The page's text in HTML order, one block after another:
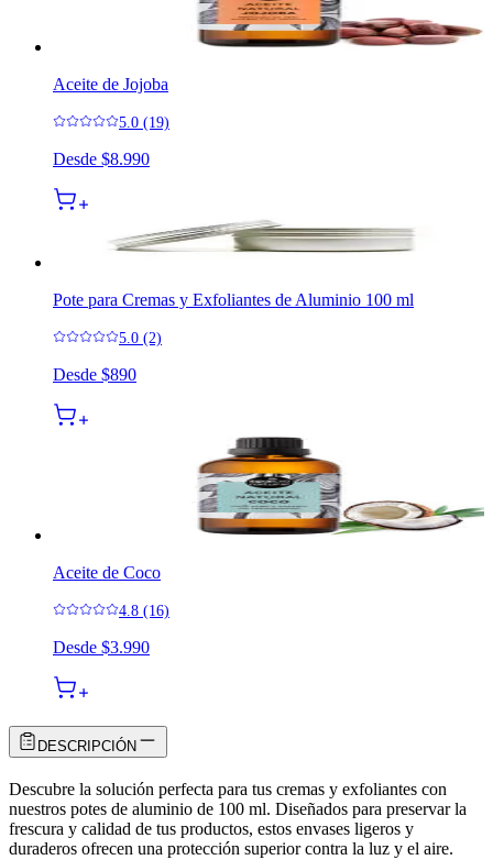
Aceite de Jojoba
5.0 (19)
Desde $8.990
Pote para Cremas y Exfoliantes de Aluminio 100 ml
5.0 (2)
Desde $890
Aceite de Coco
4.8 (16)
Desde $3.990
DESCRIPCIÓN
Descubre la solución perfecta para tus cremas y exfoliantes con
nuestros potes de aluminio de 100 ml. Diseñados para preservar la
frescura y calidad de tus productos, estos envases ligeros y
duraderos ofrecen una protección superior contra la luz y el aire.